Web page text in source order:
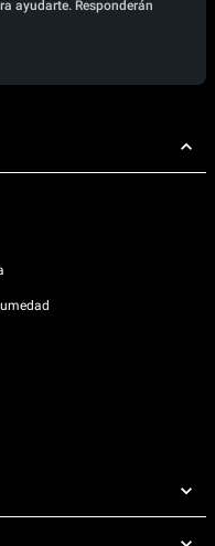
ayudarte. Responderán